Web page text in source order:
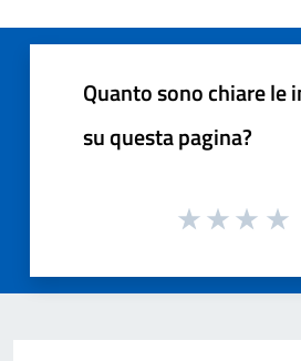
Quanto sono chiare le
su questa pagina?